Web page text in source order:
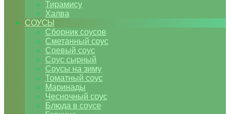
Тирамису
Халва
СОУСЫ
Сборник соусов
Сметанный соус
Соевый соус
Соус сырный
Соусы на зиму
Томатный соус
Маринады
Чесночный соус
Блюда в соусе